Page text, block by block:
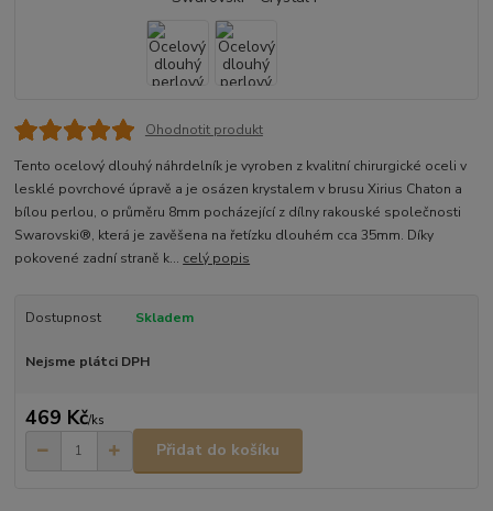
Ohodnotit produkt
Tento ocelový dlouhý náhrdelník je vyroben z kvalitní chirurgické oceli v
lesklé povrchové úpravě a je osázen krystalem v brusu Xirius Chaton a
bílou perlou, o průměru 8mm pocházející z dílny rakouské společnosti
Swarovski®, která je zavěšena na řetízku dlouhém cca 35mm. Díky
pokovené zadní straně k... celý popis
Dostupnost Skladem
Nejsme plátci DPH
469 Kč/ks
Přidat do košíku